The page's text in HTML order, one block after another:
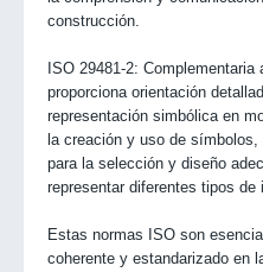
construcción.
ISO 29481-2:
proporciona orientación
representación simbólica en
la creación y uso de
para la selección y diseño
representar diferentes tipos
Estas normas ISO son
coherente y estandarizado en